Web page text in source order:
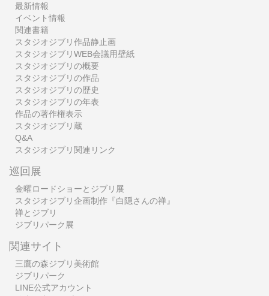
最新情報
イベント情報
関連書籍
スタジオジブリ作品静止画
スタジオジブリWEB会議用壁紙
スタジオジブリの概要
スタジオジブリの作品
スタジオジブリの歴史
スタジオジブリの年表
作品の著作権表示
スタジオジブリ蔵
Q&A
スタジオジブリ関連リンク
巡回展
金曜ロードショーとジブリ展
スタジオジブリ企画制作『白隠さんの禅』
禅とジブリ
ジブリパーク展
関連サイト
三鷹の森ジブリ美術館
ジブリパーク
LINE公式アカウント